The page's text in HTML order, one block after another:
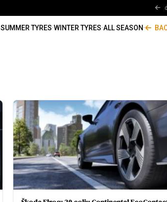
SUMMER TYRES·WINTER TYRES·ALL SEASON·